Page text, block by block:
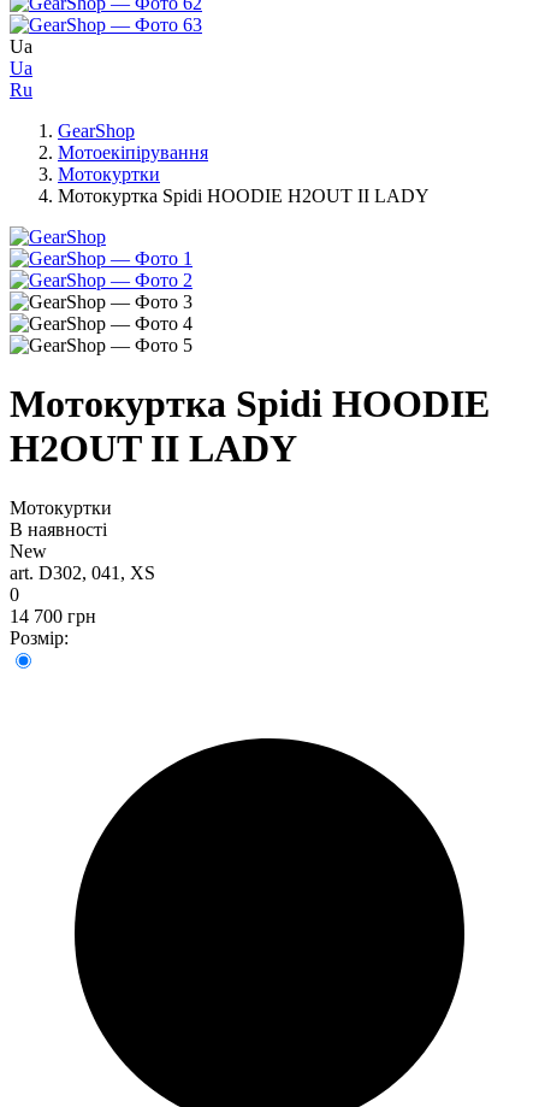
Ua
Ua
Ru
GearShop
Мотоекіпірування
Мотокуртки
Мотокуртка Spidi HOODIE H2OUT II LADY
Мотокуртка Spidi HOODIE
H2OUT II LADY
Мотокуртки
В наявності
New
art. D302, 041, XS
0
14 700 грн
Розмір: